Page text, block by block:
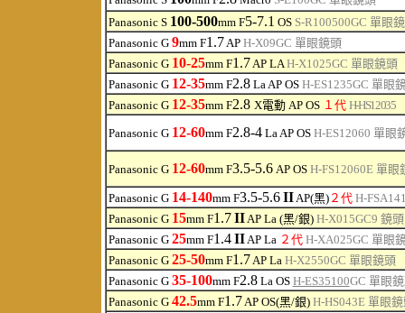
Panasonic S 100-500mm F5-7.1 OS S-R100500GC 單眼
Panasonic G 9mm F1.7AP H-X09GC 單眼鏡頭
Panasonic G 10-25mm F1.7AP LAH-X1025GC 單眼鏡頭
Panasonic G 12-35mm F2.8La AP OS H-ES1235GC 單眼
Panasonic G 12-35mm F2.8 X電動 AP OS １代 H-HS12035
Panasonic G 12-60mm F2.8-4La AP OS H-ES12060 單眼
Panasonic G 12-60mm F3.5-5.6AP OSH-FS12060E單眼
Panasonic G 14-140mm F3.5-5.6 IIAP(黑)２代 H-
Panasonic G 15mm F1.7 IIAP La (黑/銀) H-X015GC9 鏡頭
Panasonic G 25mm F1.4 IIAP La２代 H-XA025GC 單眼
Panasonic G 25-50mm F1.7AP LaH-X2550GC 單眼鏡頭
Panasonic G 35-100mm F2.8La OS H-ES35100GC 單眼
Panasonic G 42.5mm F1.7AP OS(黑/銀) H-HS043E單眼鏡